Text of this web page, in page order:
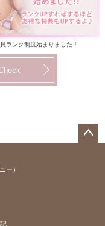
ランク制度始まりました！
ー）